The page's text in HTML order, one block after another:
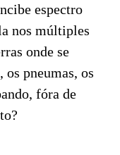
espectro
nos múltiples
onde se
pneumas, os
fóra de